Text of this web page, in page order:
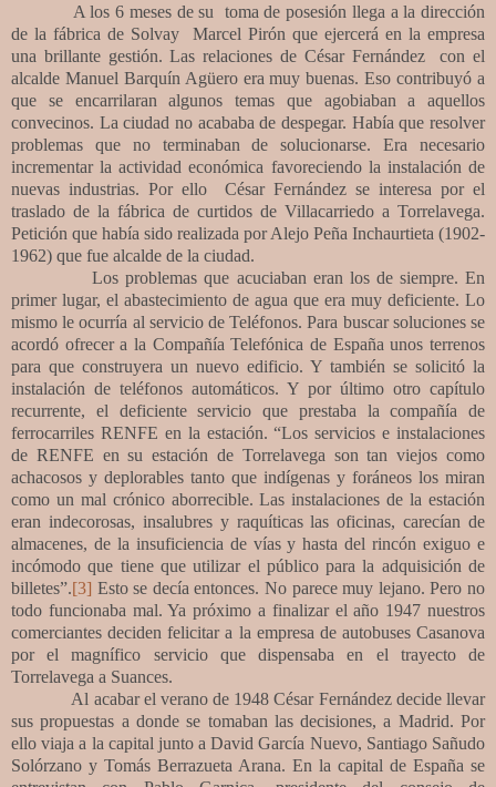
A los 6 meses de su toma de posesión llega a la dirección
de la fábrica de Solvay Marcel Pirón que ejercerá en la empresa
una brillante gestión. Las relaciones de César Fernández con el
alcalde Manuel Barquín Agüero era muy buenas. Eso contribuyó a
que se encarrilaran algunos temas que agobiaban a aquellos
convecinos. La ciudad no acababa de despegar. Había que resolver
problemas que no terminaban de solucionarse. Era necesario
incrementar la actividad económica favoreciendo la instalación de
nuevas industrias. Por ello César Fernández se interesa por el
traslado de la fábrica de curtidos de Villacarriedo a Torrelavega.
Petición que había sido realizada por Alejo Peña Inchaurtieta (1902-
1962) que fue alcalde de la ciudad.
Los problemas que acuciaban eran los de siempre. En
primer lugar, el abastecimiento de agua que era muy deficiente. Lo
mismo le ocurría al servicio de Teléfonos. Para buscar soluciones se
acordó ofrecer a la Compañía Telefónica de España unos terrenos
para que construyera un nuevo edificio. Y también se solicitó la
instalación de teléfonos automáticos. Y por último otro capítulo
recurrente, el deficiente servicio que prestaba la compañía de
ferrocarriles RENFE en la estación. “Los servicios e instalaciones
de RENFE en su estación de Torrelavega son tan viejos como
achacosos y deplorables tanto que indígenas y foráneos los miran
como un mal crónico aborrecible. Las instalaciones de la estación
eran indecorosas, insalubres y raquíticas las oficinas, carecían de
almacenes, de la insuficiencia de vías y hasta del rincón exiguo e
incómodo que tiene que utilizar el público para la adquisición de
billetes”.[3] Esto se decía entonces. No parece muy lejano. Pero no
todo funcionaba mal. Ya próximo a finalizar el año 1947 nuestros
comerciantes deciden felicitar a la empresa de autobuses Casanova
por el magnífico servicio que dispensaba en el trayecto de
Torrelavega a Suances.
Al acabar el verano de 1948 César Fernández decide llevar
sus propuestas a donde se tomaban las decisiones, a Madrid. Por
ello viaja a la capital junto a David García Nuevo, Santiago Sañudo
Solórzano y Tomás Berrazueta Arana. En la capital de España se